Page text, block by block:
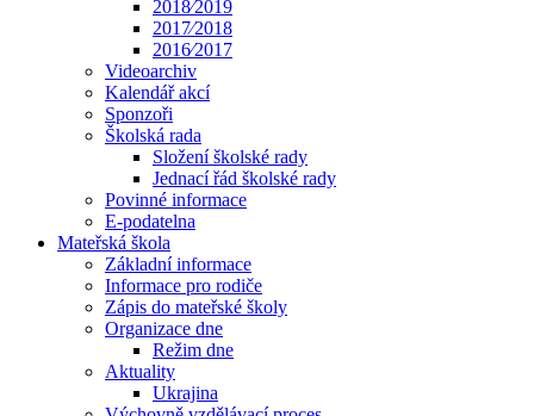
2018⁄2019
2017⁄2018
2016⁄2017
Videoarchiv
Kalendář akcí
Sponzoři
Školská rada
Složení školské rady
Jednací řád školské rady
Povinné informace
E-podatelna
Mateřská škola
Základní informace
Informace pro rodiče
Zápis do mateřské školy
Organizace dne
Režim dne
Aktuality
Ukrajina